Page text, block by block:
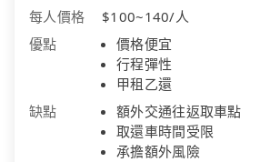
每人價格
$100~140/人
優點
價格便宜
行程彈性
甲租乙還
缺點
額外交通往返取車點
取還車時間受限
承擔額外風險